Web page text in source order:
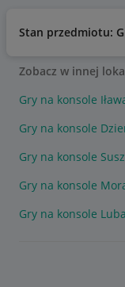
Stan przedmiotu:
Zobacz w innej
Gry na konsole
Gry na konsole
Gry na konsole Susz
Gry na konsole
Gry na konsole